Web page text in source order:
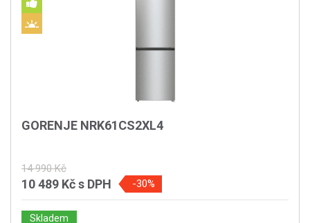
GORENJE NRK61CS2XL4
14 990 Kč
10 489 Kčs DPH -30%
Skladem